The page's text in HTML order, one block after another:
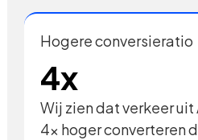
Hogere conversieratio
4x
Wij zien dat verkeer
4x hoger converteren